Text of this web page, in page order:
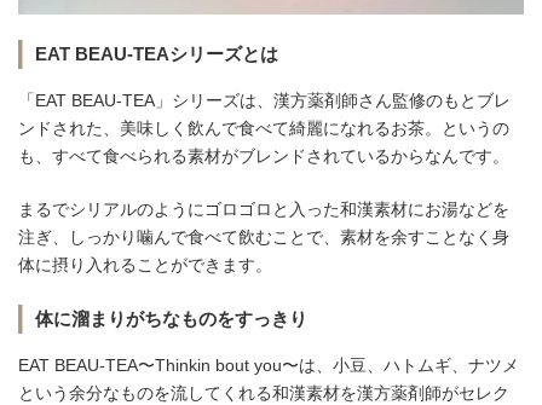
EAT BEAU-TEAシリーズとは
「EAT BEAU-TEA」シリーズは、漢方薬剤師さん監修のもとブレ
ンドされた、美味しく飲んで食べて綺麗になれるお茶。というの
も、すべて食べられる素材がブレンドされているからなんです。
まるでシリアルのようにゴロゴロと入った和漢素材にお湯などを
注ぎ、しっかり噛んで食べて飲むことで、素材を余すことなく身
体に摂り入れることができます。
体に溜まりがちなものをすっきり
EAT BEAU-TEA〜Thinkin bout you〜は、小豆、ハトムギ、ナツメ
という余分なものを流してくれる和漢素材を漢方薬剤師がセレク